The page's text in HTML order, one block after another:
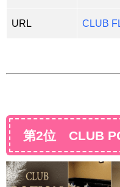
URL CLUB
第2位 CLUB